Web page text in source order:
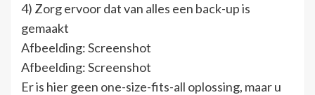
4) Zorg ervoor dat van alles een back-up is
gemaakt
Afbeelding: Screenshot
Afbeelding: Screenshot
Er is hier geen one-size-fits-all oplossing, maar u